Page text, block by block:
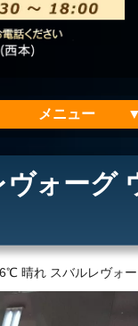
メニュー
会社案内
ご利用の流れ
ォーグ
晴れ スバルレヴォ